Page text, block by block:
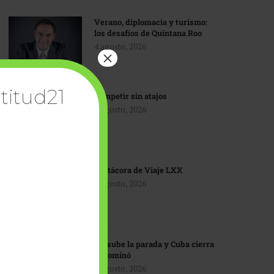
Verano, diplomacia y turismo:
los desafíos de Quintana Roo
4 agosto, 2026
Competir sin atajos
4 agosto, 2026
Bitácora de Viaje LXX
3 agosto, 2026
EU sube la parada y Cuba cierra
el dominó
3 agosto, 2026
×